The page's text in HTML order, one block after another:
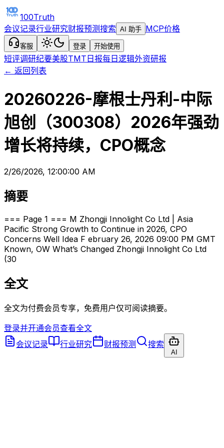
100Truth
会议记录行业研究财报预测搜索 AI 助手 MCP价格
客服 登录 开始使用
短评调研纪要美股TMT日报每日逻辑外资研报
← 返回列表
20260226-摩根士丹利-中际
旭创（300308）2026年强劲
增长将持续，CPO概念
2/26/2026, 12:00:00 AM
摘要
=== Page 1 === M Zhongji Innolight Co Ltd | Asia
Pacific Strong Growth to Continue in 2026, CPO
Concerns Well Idea F ebruary 26, 2026 09:00 PM GMT
Known, OW What’s Changed Zhongji Innolight Co Ltd
(30
全文
全文为付费会员专享，免费用户仅可阅读摘要。
登录并开通会员查看全文
会议记录
行业研究 财报预测 搜索
AI